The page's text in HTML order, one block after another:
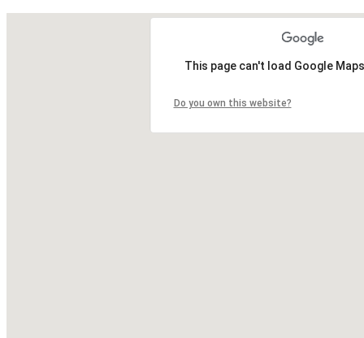
This page can't load Google
Do you own this website?